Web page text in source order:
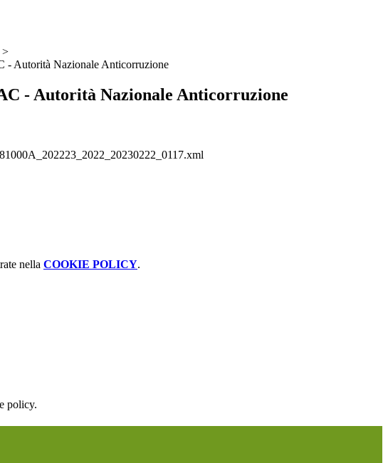
>
- Autorità Nazionale Anticorruzione
- Autorità Nazionale Anticorruzione
nella COOKIE POLICY.
policy.